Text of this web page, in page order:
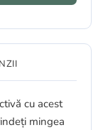
cu acest
mingea